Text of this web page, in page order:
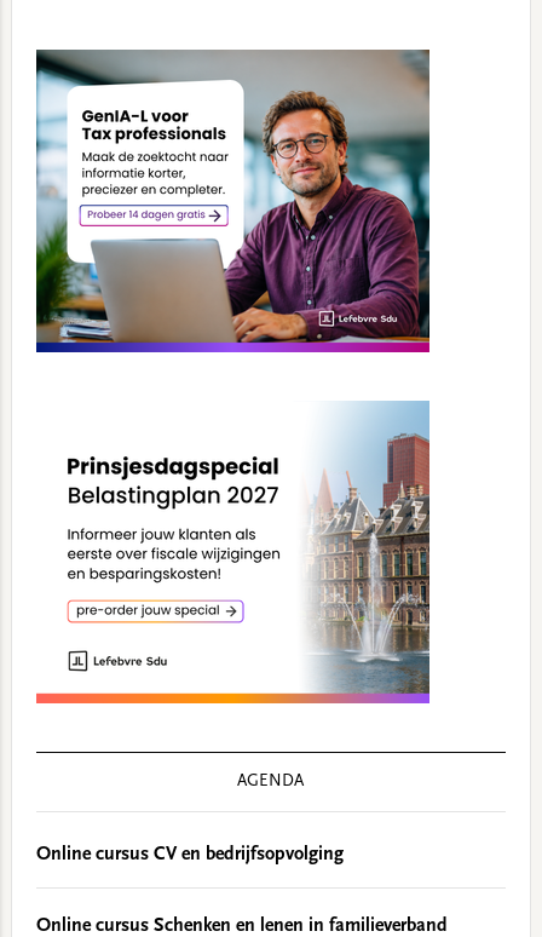
Sidebar
AGENDA
Online cursus CV en bedrijfsopvolging
Online cursus Schenken en lenen in familieverband